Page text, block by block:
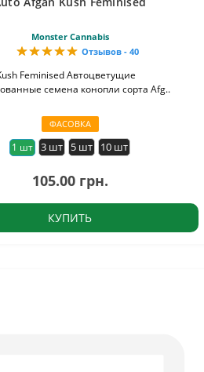
Monster Cannabis
Отзывов - 40
Feminised Автоцветущие
семена конопли сорта Afg..
ФАСОВКА
1 шт 3 шт 5 шт 10 шт
105.00 грн.
КУПИТЬ